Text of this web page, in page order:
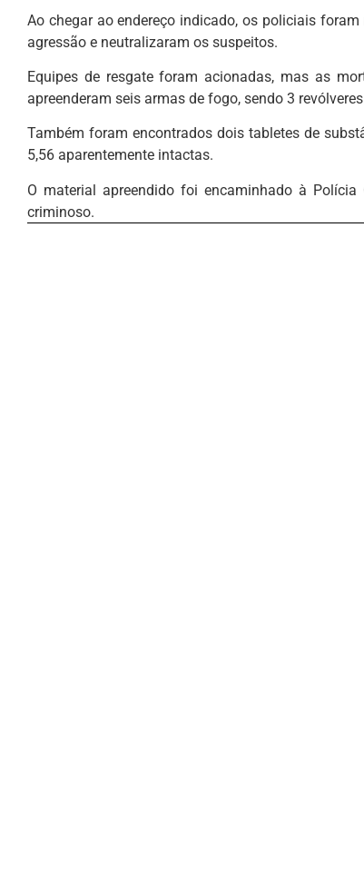
Ao chegar ao endereço indicado, os policiais
agressão e neutralizaram os suspeitos.
Equipes de resgate foram acionadas, mas as
apreenderam seis armas de fogo, sendo 3
Também foram encontrados dois tabletes de
5,56 aparentemente intactas.
O material apreendido foi encaminhado à
criminoso.